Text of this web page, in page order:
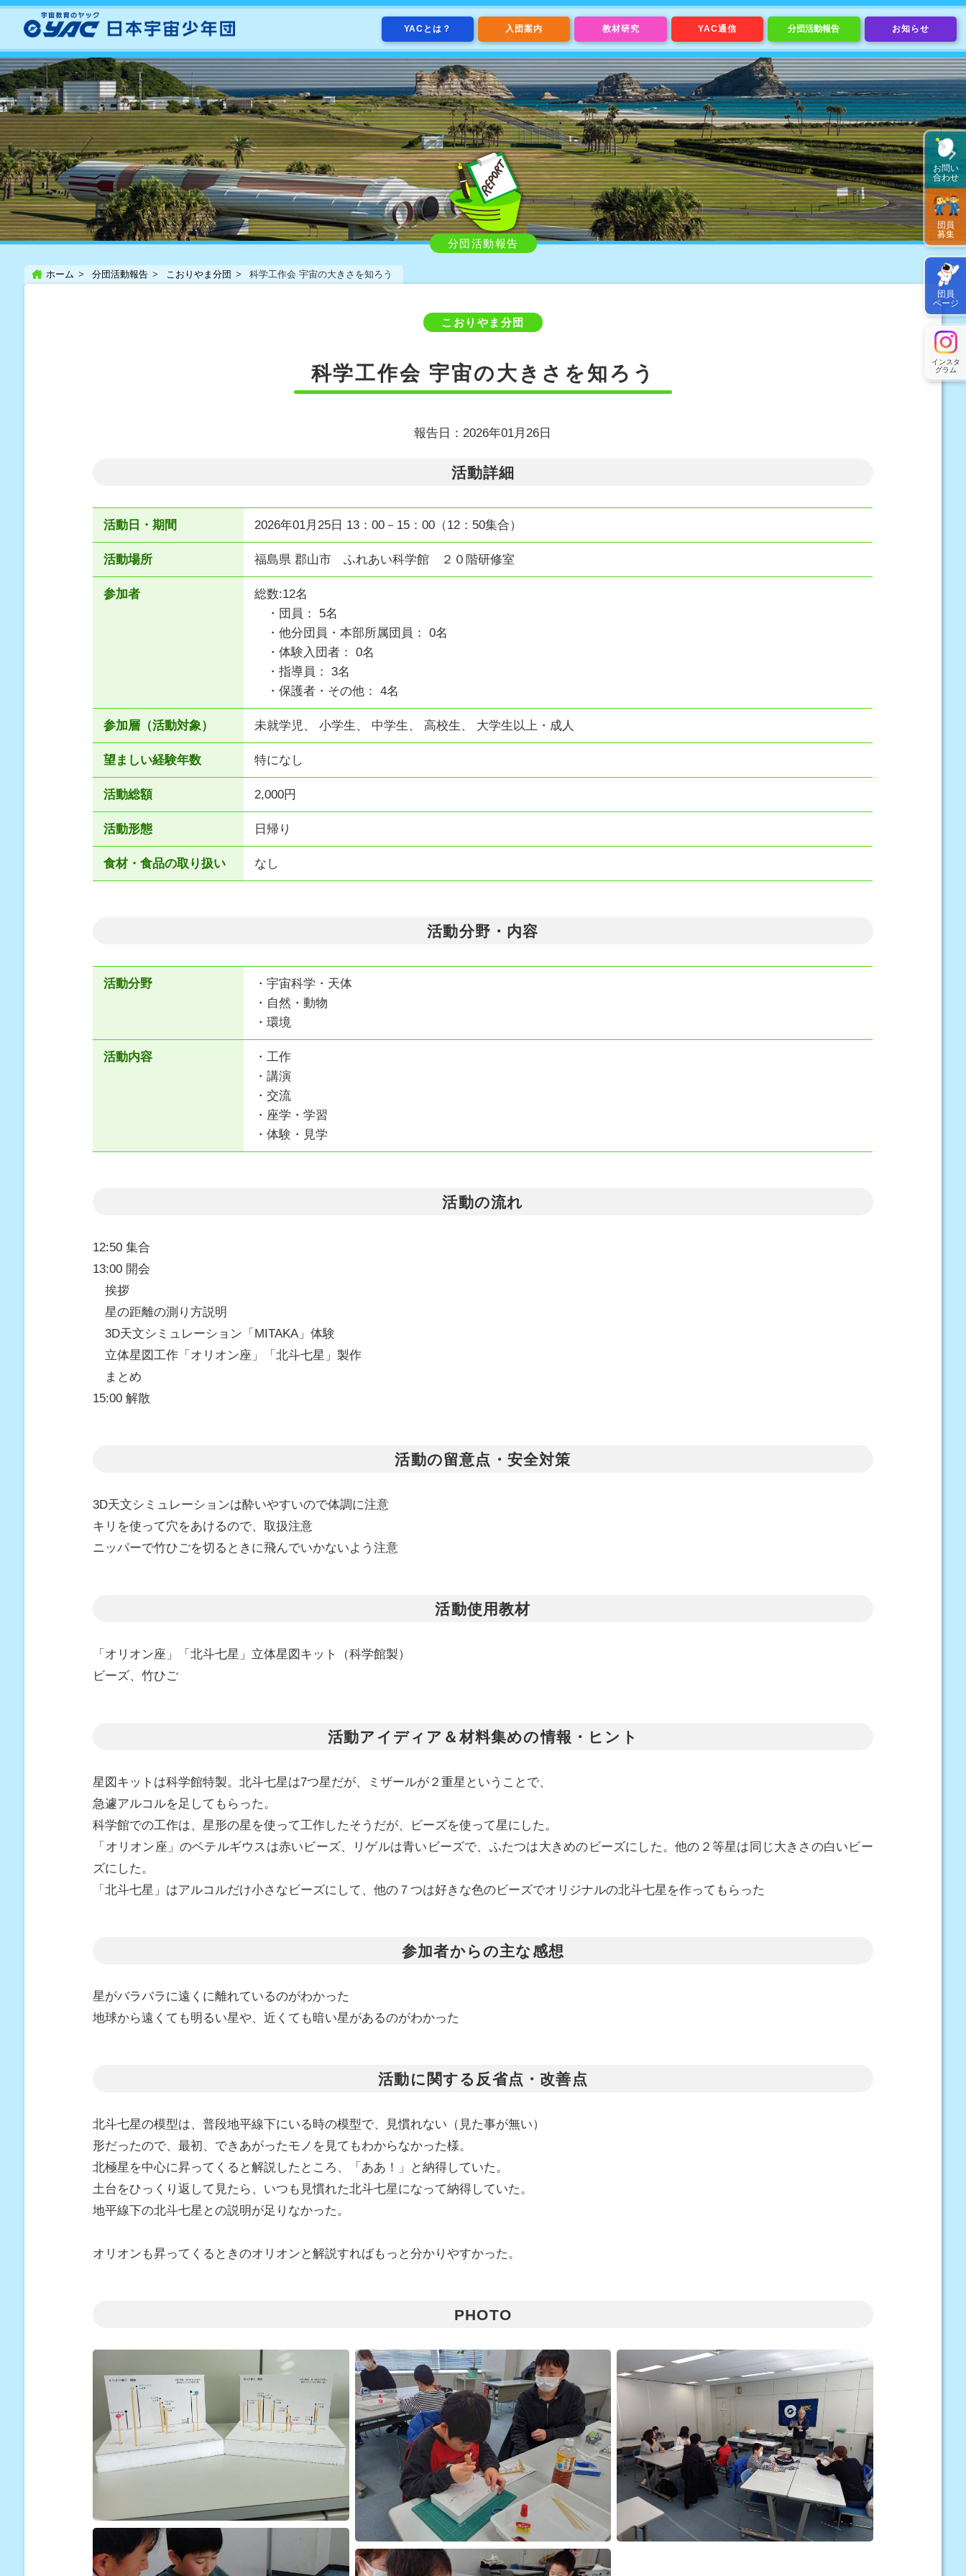
YACとは？ 入団案内 教材研究 YAC通信 分団活動報告 お知らせ
お問い
合わせ
団員
募集
団員
ページ
インスタ
グラム
分団活動報告
ホーム 分団活動報告 こおりやま分団 科学工作会 宇宙の大きさを知ろう
こおりやま分団
科学工作会 宇宙の大きさを知ろう
報告日：2026年01月26日
活動詳細
活動日・期間 2026年01月25日 13：00－15：00（12：50集合）
活動場所 福島県 郡山市 ふれあい科学館 ２０階研修室
参加者
総数:12名
・団員： 5名
・他分団員・本部所属団員： 0名
・体験入団者： 0名
・指導員： 3名
・保護者・その他： 4名
参加層（活動対象） 未就学児、 小学生、 中学生、 高校生、 大学生以上・成人
望ましい経験年数 特になし
活動総額 2,000円
活動形態 日帰り
食材・食品の取り扱い なし
活動分野・内容
活動分野
・宇宙科学・天体
・自然・動物
・環境
活動内容
・工作
・講演
・交流
・座学・学習
・体験・見学
活動の流れ
12:50 集合
13:00 開会
挨拶
星の距離の測り方説明
3D天文シミュレーション「MITAKA」体験
立体星図工作「オリオン座」「北斗七星」製作
まとめ
15:00 解散
活動の留意点・安全対策
3D天文シミュレーションは酔いやすいので体調に注意
キリを使って穴をあけるので、取扱注意
ニッパーで竹ひごを切るときに飛んでいかないよう注意
活動使用教材
「オリオン座」「北斗七星」立体星図キット（科学館製）
ビーズ、竹ひご
活動アイディア＆材料集めの情報・ヒント
星図キットは科学館特製。北斗七星は7つ星だが、ミザールが２重星ということで、
急遽アルコルを足してもらった。
科学館での工作は、星形の星を使って工作したそうだが、ビーズを使って星にした。
「オリオン座」のベテルギウスは赤いビーズ、リゲルは青いビーズで、ふたつは大きめのビーズにした。他の２等星は同じ大きさの白いビー
ズにした。
「北斗七星」はアルコルだけ小さなビーズにして、他の７つは好きな色のビーズでオリジナルの北斗七星を作ってもらった
参加者からの主な感想
星がバラバラに遠くに離れているのがわかった
地球から遠くても明るい星や、近くても暗い星があるのがわかった
活動に関する反省点・改善点
北斗七星の模型は、普段地平線下にいる時の模型で、見慣れない（見た事が無い）
形だったので、最初、できあがったモノを見てもわからなかった様。
北極星を中心に昇ってくると解説したところ、「ああ！」と納得していた。
土台をひっくり返して見たら、いつも見慣れた北斗七星になって納得していた。
地平線下の北斗七星との説明が足りなかった。
オリオンも昇ってくるときのオリオンと解説すればもっと分かりやすかった。
PHOTO